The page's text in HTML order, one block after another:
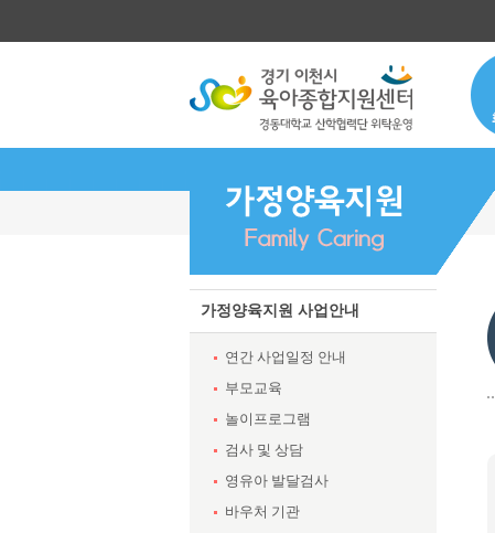
가정양육지원 사업안내
연간 사업일정 안내
부모교육
놀이프로그램
검사 및 상담
영유아 발달검사
바우처 기관